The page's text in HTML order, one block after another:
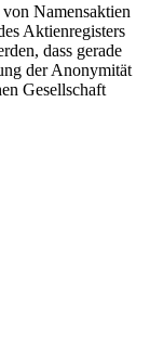
Namensaktien
Aktienregisters
dass gerade
der Anonymität
Gesellschaft